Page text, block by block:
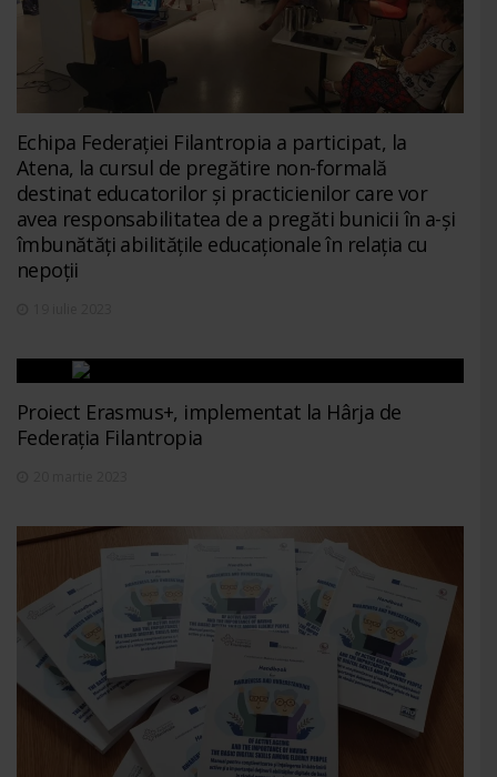
Echipa Federației Filantropia a participat, la
Atena, la cursul de pregătire non-formală
destinat educatorilor și practicienilor care vor
avea responsabilitatea de a pregăti bunicii în a-și
îmbunătăți abilitățile educaționale în relația cu
nepoții
Proiect Erasmus+, implementat la Hârja de
Federația Filantropia